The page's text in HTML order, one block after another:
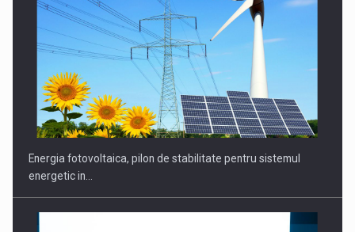
CEO Conference - Shaping The Future - Technology and…
Energia fotovoltaica, pilon de stabilitate pentru sistemul
energetic in…